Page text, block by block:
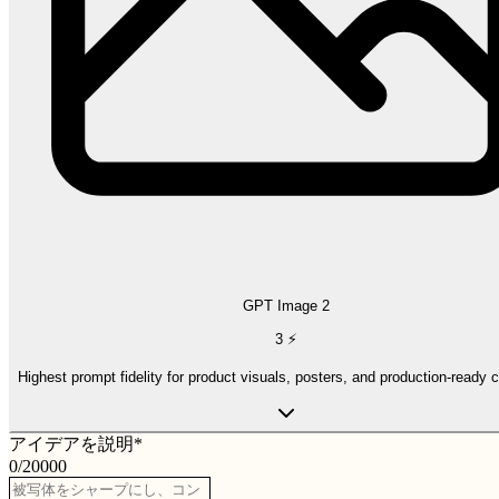
GPT Image 2
3 ⚡
Highest prompt fidelity for product visuals, posters, and production-ready
アイデアを説明*
0/20000